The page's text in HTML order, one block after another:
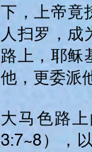
下，上帝竟
人扫罗，成
路上，耶稣
他，更委派
大马色路
3:7~8），